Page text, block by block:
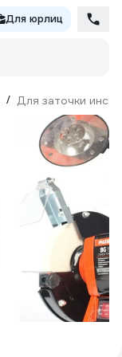
Для юрлиц
/ Для заточки